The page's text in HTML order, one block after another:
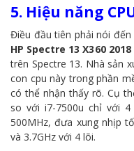
5. Hiệu năng
Điều đầu tiên phải nói
HP Spectre 13 X360 2018
trên Spectre 13. Nhà sản
con cpu này trong phần
có thể nhận thấy rõ. Cụ
so với i7-7500u chỉ với
500MHz, đưa xung nhịp
và 3.7GHz với 4 lõi.